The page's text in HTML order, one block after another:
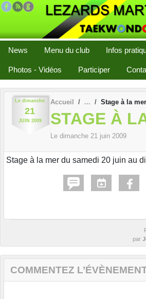
News Menu du club Infos
Photos - Vidéos Participer
Le dimanche
21
JUIN 2009
Accueil Stage à la mer
STAGE À
Le dimanche 21 juin 2009
Stage à la mer du samedi 20 juin au
par
COMMENTEZ
Panneau de gestion des cookies